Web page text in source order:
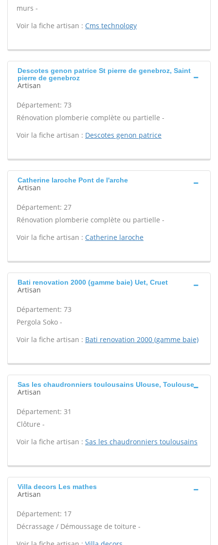
murs -
Voir la fiche artisan : Cms technology
Descotes genon patrice St pierre de genebroz, Saint
pierre de genebroz
Artisan
Département: 73
Rénovation plomberie complète ou partielle -
Voir la fiche artisan : Descotes genon patrice
Catherine laroche Pont de l'arche
Artisan
Département: 27
Rénovation plomberie complète ou partielle -
Voir la fiche artisan : Catherine laroche
Bati renovation 2000 (gamme baie) Uet, Cruet
Artisan
Département: 73
Pergola Soko -
Voir la fiche artisan : Bati renovation 2000 (gamme baie)
Sas les chaudronniers toulousains Ulouse, Toulouse
Artisan
Département: 31
Clôture -
Voir la fiche artisan : Sas les chaudronniers toulousains
Villa decors Les mathes
Artisan
Département: 17
Décrassage / Démoussage de toiture -